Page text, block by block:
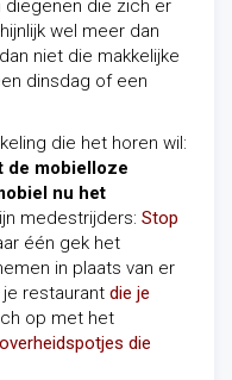
diegenen die zich er
wel meer dan
niet die makkelijke
dinsdag of een
die het horen wil:
de mobielloze
nu het
medestrijders: Stop
één gek het
in plaats van er
restaurant die je
op met het
overheidspotjes die